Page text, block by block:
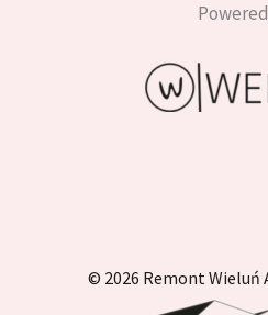
© 2026 Remont Wieluń